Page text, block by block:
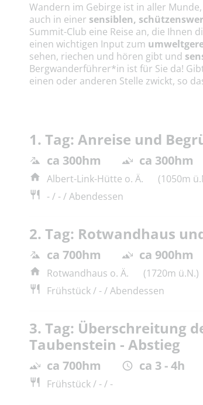
Wandern im Gebirge ist in aller
auch in einer sensiblen,
Summit-Club eine Reise an, die Ihnen
einen wichtigen Input zum
sehen, riechen und hören gibt und
Bergwanderführer*in ist für Sie da!
einen oder anderen Stelle zwickt, so
1. Tag: Anreise und
ca 300hm ca 300hm
Albert-Link-Hütte o. Ä.
(1050m
- / - / Abendessen
2. Tag: Rotwandhaus
ca 700hm ca 900hm
Rotwandhaus o. Ä.
(1720m ü.N.)
Frühstück / - / Abendessen
3. Tag: Überschreitung
Taubenstein - Abstieg
ca 700hm ca 3 - 4h
Frühstück / - / -